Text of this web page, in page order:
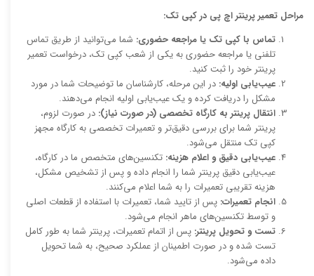
مراحل تعمیر پرینتر اچ پی در کپی تک:
تماس با کپی تک یا مراجعه حضوری: شما می‌توانید از طریق تماس
تلفنی یا مراجعه حضوری به یکی از شعب کپی تک، درخواست تعمیر
پرینتر خود را ثبت کنید.
عیب‌یابی اولیه: در این مرحله، کارشناسان ما توضیحات شما در مورد
مشکل را دریافت کرده و یک عیب‌یابی اولیه انجام می‌دهند.
انتقال پرینتر به کارگاه تخصصی (در صورت نیاز): در صورت لزوم،
پرینتر شما برای بررسی دقیق‌تر و تعمیرات تخصصی به کارگاه مجهز
کپی تک منتقل می‌شود.
عیب‌یابی دقیق و اعلام هزینه: تکنسین‌های متخصص ما در کارگاه،
عیب‌یابی دقیق پرینتر شما را انجام داده و پس از تشخیص مشکل،
هزینه تقریبی تعمیرات را به شما اعلام می‌کنند.
انجام تعمیرات: پس از تایید شما، تعمیرات با استفاده از قطعات اصلی
و توسط تکنسین‌های ماهر انجام می‌شود.
تست و تحویل پرینتر: پس از اتمام تعمیرات، پرینتر شما به طور کامل
تست شده و در صورت اطمینان از عملکرد صحیح، به شما تحویل
داده می‌شود.